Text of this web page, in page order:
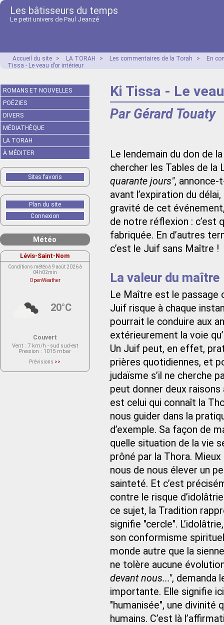
Les bâtisseurs du temps
Le petit univers de Paul Jeanzé
Accueil du site > LA TORAH > Les commentaires de la Torah >
En
Tissa - Le veau d’or intérieur
Ki Tissa - Le
Par Gérard Touaty
Le lendemain du don de
chercher les Tables de la
quarante jours", annonce-
avant l’expiration du
gravité de cet
de notre réflexion : c’est
fabriquée. En d’autres
c’est le Juif sans Maître !
La valeur du maître
Le Maître est le passage
Juif risque à chaque
pourrait le conduire aux
extérieurement la voie
Un Juif peut, en effet,
prières quotidiennes, et
judaïsme s’il ne cherche
peut donner deux
est celui qui connaît la
nous guider dans la
d’exemple. Sa façon de
quelle situation de la vie
prôné par la Thora.
nous de nous élever un
sainteté. Et c’est
contre le risque
ce sujet, la Tradition
signifie "cercle".
son conformisme
monde autre que la
ne tolère aucune
devant nous...", demanda
importante. Elle signifie
"humanisée", une divinité
humains. C’est là
ROMANS ET NOUVELLES
POÉZIES
DIVERS
MÉDIATHÈQUE
LA TORAH
À MÉDITER
Sites favoris
Plan du site
Connexion
Météo
Lévis-Saint-Nom
Conditions météo à 9 août 2026 à
04h02min
OpenWeather
20°C
Couvert
Vent : 7 km/h - sud sud-est
Pression : 1015 mbar
Prévisions >>
actuellement aucune prévision